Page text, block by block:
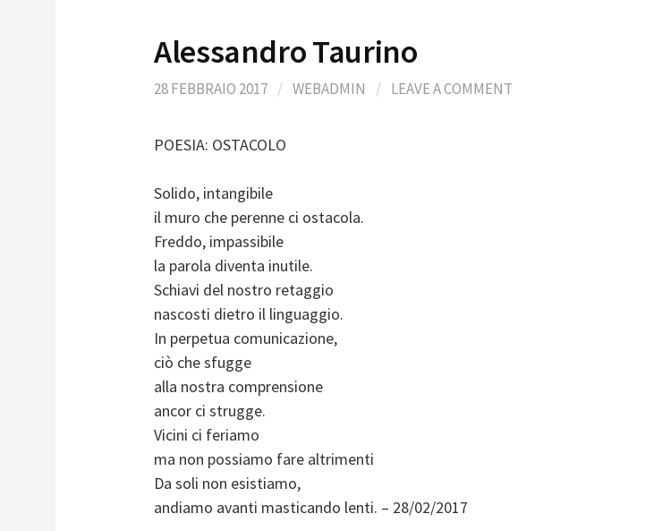
Alessandro Taurino
28 FEBBRAIO 2017 / WEBADMIN / LEAVE A COMMENT
POESIA: OSTACOLO
Solido, intangibile
il muro che perenne ci ostacola.
Freddo, impassibile
la parola diventa inutile.
Schiavi del nostro retaggio
nascosti dietro il linguaggio.
In perpetua comunicazione,
ciò che sfugge
alla nostra comprensione
ancor ci strugge.
Vicini ci feriamo
ma non possiamo fare altrimenti
Da soli non esistiamo,
andiamo avanti masticando lenti. – 28/02/2017